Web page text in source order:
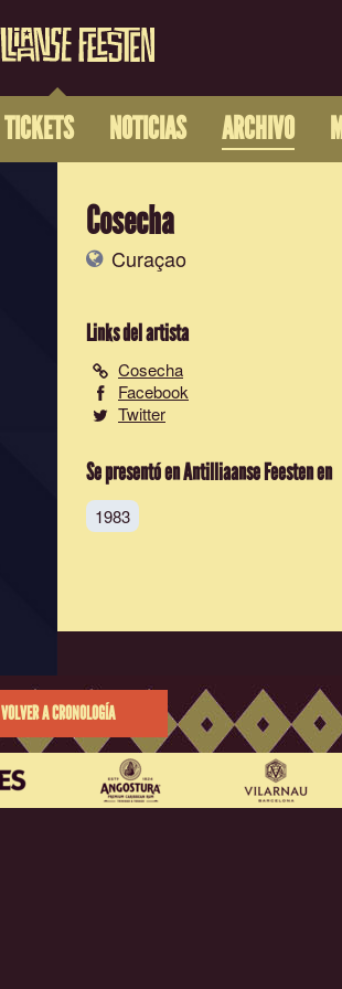
TICKETS NOTICIAS ARCHIVO
Cosecha
Curaçao
Links del artista
Cosecha
Facebook
Twitter
Se presentó en Antilliaanse Feesten en
1983
VOLVER A CRONOLOGÍA